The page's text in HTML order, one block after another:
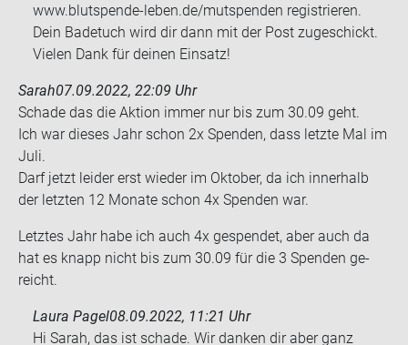
www.blutspende-leben.de/mutspenden registrieren.
Dein Badetuch wird dir dann mit der Post zugeschickt.
Vielen Dank für deinen Einsatz!
Sarah07.09.2022, 22:09 Uhr
Scha­de das die Ak­ti­on immer nur bis zum 30.09 geht.
Ich war die­ses Jahr schon 2x Spen­den, dass letz­te Mal im
Juli.
Darf jetzt lei­der erst wie­der im Ok­to­ber, da ich in­ner­halb
der letz­ten 12 Mo­na­te schon 4x Spen­den war.
Letz­tes Jahr habe ich auch 4x ge­spen­det, aber auch da
hat es knapp nicht bis zum 30.09 für die 3 Spen­den ge­
reicht.
Laura Pagel08.09.2022, 11:21 Uhr
Hi Sarah, das ist schade. Wir danken dir aber ganz